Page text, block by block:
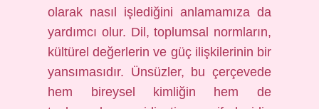
olarak nasıl işlediğini anlamamıza da
yardımcı olur. Dil, toplumsal normların,
kültürel değerlerin ve güç ilişkilerinin bir
yansımasıdır. Ünsüzler, bu çerçevede
hem bireysel kimliğin hem de